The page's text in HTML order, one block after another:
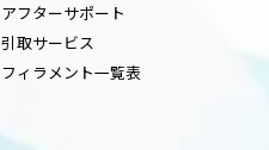
アフターサポート
引取サービス
フィラメント一覧表